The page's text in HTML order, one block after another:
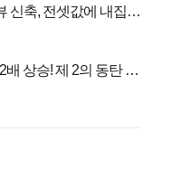
신축, 전셋값에 내집마
배 상승! 제 2의 동탄 신